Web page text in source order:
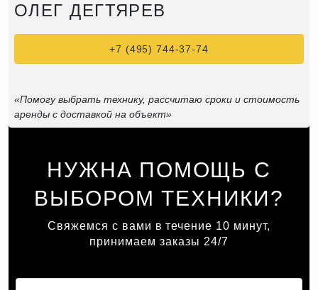
НУЖНА ПОМОЩЬ С
ВЫБОРОМ ТЕХНИКИ?
Свяжемся с вами в течение 10 минут,
принимаем заказы 24/7
ОЛЕГ ДЕГТЯРЕВ
+7 (495) 744-37-74
«Помогу выбрать технику, рассчитаю сроки и стоимость
аренды с доставкой на объект»